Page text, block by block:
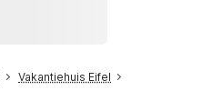
Vakantiehuis Eifel